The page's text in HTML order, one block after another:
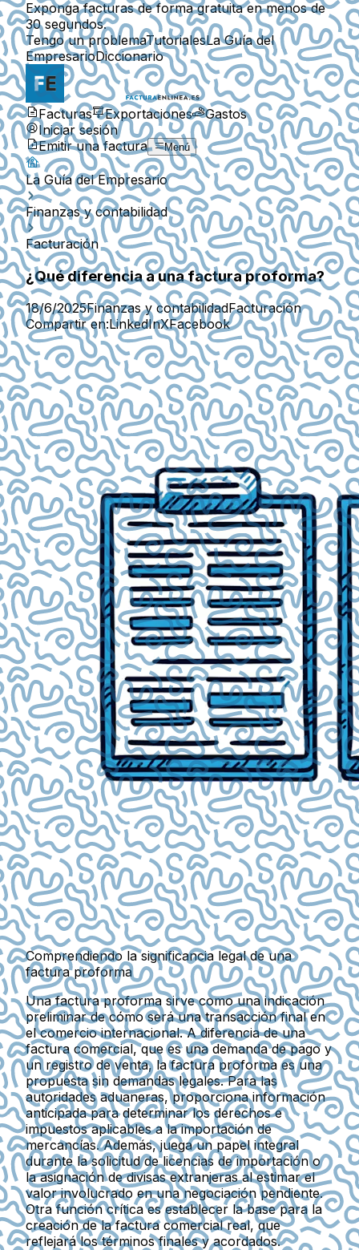
Exponga facturas de forma gratuita en menos de
30 segundos.
Tengo un problemaTutorialesLa Guía del
EmpresarioDiccionario
Facturas Exportaciones
Gastos
Iniciar sesión
Emitir una factura
Menú
La Guía del Empresario
Finanzas y contabilidad
Facturación
¿Qué diferencia a una factura proforma?
18/6/2025Finanzas y contabilidadFacturación
Compartir en:LinkedInXFacebook
Comprendiendo la significancia legal de una
factura proforma
Una factura proforma sirve como una indicación
preliminar de cómo será una transacción final en
el comercio internacional. A diferencia de una
factura comercial, que es una demanda de pago y
un registro de venta, la factura proforma es una
propuesta sin demandas legales. Para las
autoridades aduaneras, proporciona información
anticipada para determinar los derechos e
impuestos aplicables a la importación de
mercancías. Además, juega un papel integral
durante la solicitud de licencias de importación o
la asignación de divisas extranjeras al estimar el
valor involucrado en una negociación pendiente.
Otra función crítica es establecer la base para la
creación de la factura comercial real, que
reflejará los términos finales y acordados.